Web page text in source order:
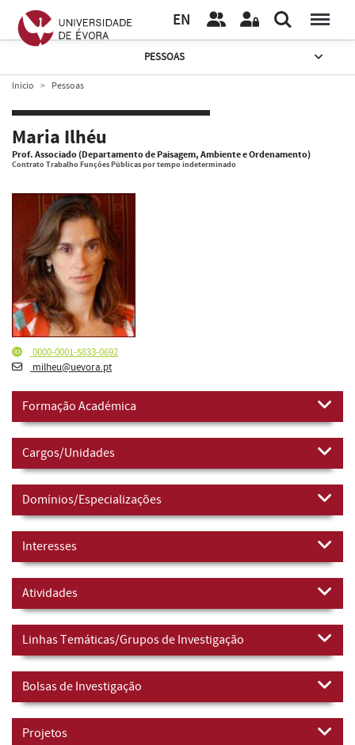
EN
PESSOAS
Início Pessoas
Maria Ilhéu
Prof. Associado (Departamento de Paisagem, Ambiente e Ordenamento)
Contrato Trabalho Funções Públicas por tempo indeterminado
0000-0001-5833-0692
milheu@uevora.pt
Formação Académica
Cargos/Unidades
Domínios/Especializações
Interesses
Atividades
Linhas Temáticas/Grupos de Investigação
Bolsas de Investigação
Projetos